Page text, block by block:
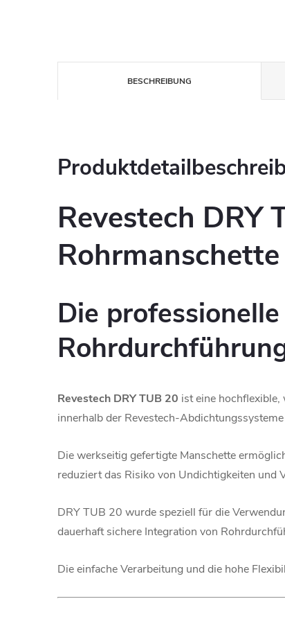
BESCHREIBUNG
Revestech DRY
Die
Revestech DRY TUB 20 ist eine
innerhalb der Revestech-
Die werkseitig gefertigte Manschette
reduziert das Risiko von Undichtigkeiten und
DRY TUB 20 wurde speziell für die
dauerhaft sichere Integration von
Die einfache Verarbeitung und die hohe